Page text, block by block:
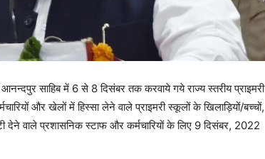
साहिब में 6 से 8 दिसंबर तक करवाये गये राज्य स्तरीय प्राइमरी
और खेलों में हिस्सा लेने वाले प्राइमरी स्कूलों के खिलाड़ियों/बच्चों,
वाले प्रशासनिक स्टाफ और कर्मचारियों के लिए 9 दिसंबर, 2022